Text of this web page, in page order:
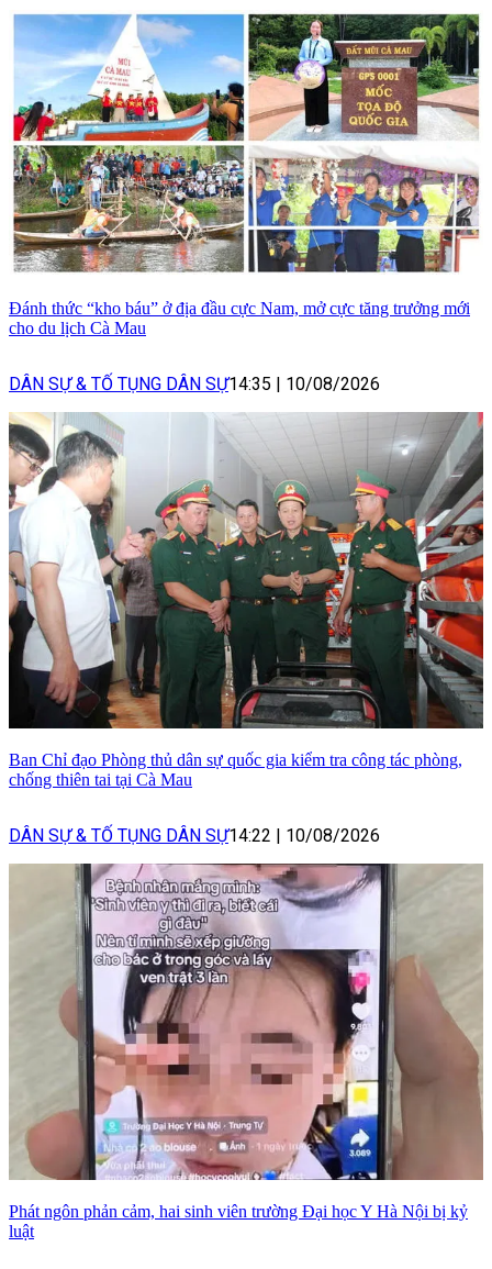
Đánh thức “kho báu” ở địa đầu cực Nam, mở cực tăng trưởng mới
cho du lịch Cà Mau
DÂN SỰ & TỐ TỤNG DÂN SỰ14:35 | 10/08/2026
Ban Chỉ đạo Phòng thủ dân sự quốc gia kiểm tra công tác phòng,
chống thiên tai tại Cà Mau
DÂN SỰ & TỐ TỤNG DÂN SỰ14:22 | 10/08/2026
Phát ngôn phản cảm, hai sinh viên trường Đại học Y Hà Nội bị kỷ
luật